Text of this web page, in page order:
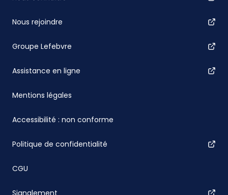
Nous rejoindre
Groupe Lefebvre
Assistance en ligne
Mentions légales
Accessibilité : non conforme
Politique de confidentialité
CGU
Signalement